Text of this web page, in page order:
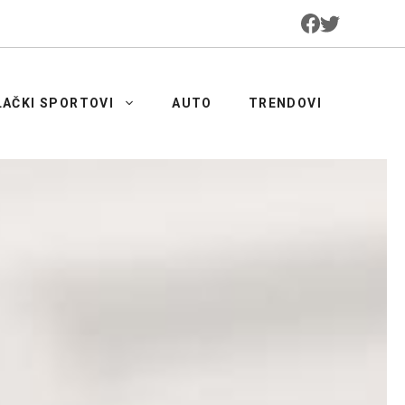
SPORTOVI AUTO TRENDOVI